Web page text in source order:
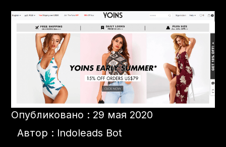
Опубликовано : 29 мая 2020
Автор : Indoleads Bot